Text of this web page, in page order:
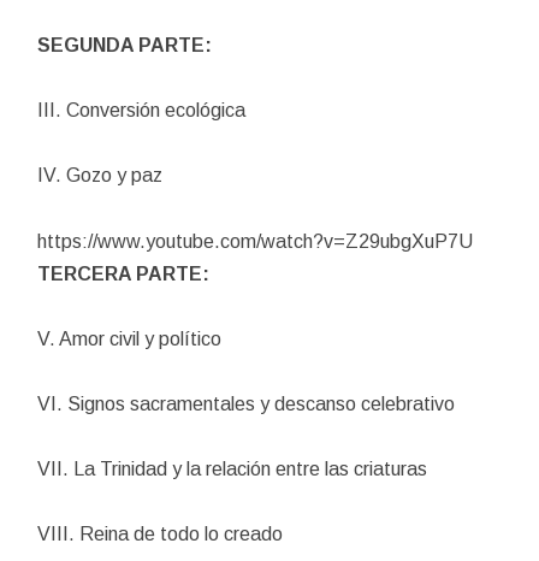
SEGUNDA PARTE:
III. Conversión ecológica
IV. Gozo y paz
https://www.youtube.com/watch?v=Z29ubgXuP7U
TERCERA PARTE:
V. Amor civil y político
VI. Signos sacramentales y descanso celebrativo
VII. La Trinidad y la relación entre las criaturas
VIII. Reina de todo lo creado